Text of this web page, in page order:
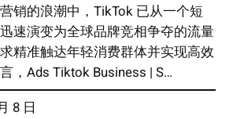
销的浪潮中，TikTok 已从一个短
速演变为全球品牌竞相争夺的流量
精准触达年轻消费群体并实现高效
，Ads Tiktok Business | S…
8 日